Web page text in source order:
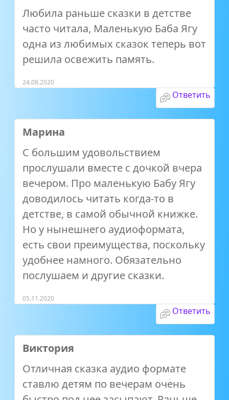
Любила раньше сказки в детстве
часто читала, Маленькую Баба Ягу
одна из любимых сказок теперь вот
решила освежить память.
24.08.2020
Ответить
Марина
С большим удовольствием
прослушали вместе с дочкой вчера
вечером. Про маленькую Бабу Ягу
доводилось читать когда-то в
детстве, в самой обычной книжке.
Но у нынешнего аудиоформата,
есть свои преимущества, поскольку
удобнее намного. Обязательно
послушаем и другие сказки.
05.11.2020
Ответить
Виктория
Отличная сказка аудио формате
ставлю детям по вечерам очень